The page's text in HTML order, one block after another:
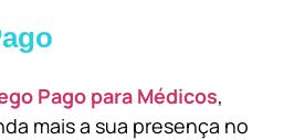
Pago para Médicos,
mais a sua presença no